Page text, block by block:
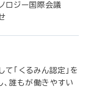
ロジー国際会議
て「くるみん認定」を
誰もが働きやすい